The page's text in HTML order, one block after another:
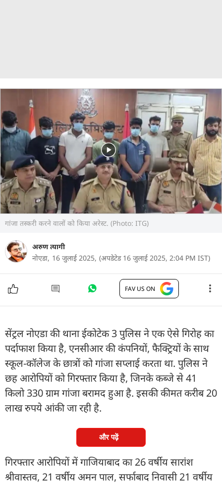
गांजा तस्करी करने वालों को किया अरेस्ट. (Photo: ITG)
अरुण त्यागी
नोएडा, 16 जुलाई 2025, (अपडेटेड 16 जुलाई 2025, 2:04 PM IST)
FAV US ON
सेंट्रल नोएडा की थाना ईकोटेक 3 पुलिस ने एक ऐसे गिरोह का
पर्दाफाश किया है, एनसीआर की कंपनियों, फैक्ट्रियों के साथ
स्कूल-कॉलेज के छात्रों को गांजा सप्लाई करता था. पुलिस ने
छह आरोपियों को गिरफ्तार किया है, जिनके कब्जे से 41
किलो 330 ग्राम गांजा बरामद हुआ है. इसकी कीमत करीब 20
लाख रुपये आंकी जा रही है.
और पढ़ें
गिरफ्तार आरोपियों में गाजियाबाद का 26 वर्षीय सारांश
श्रीवास्तव, 21 वर्षीय अमन पाल, सर्फाबाद निवासी 21 वर्षीय